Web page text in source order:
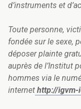
d’instruments et
Toute personne,
fondée sur le sexe,
déposer plainte
auprès de l’Institut
hommes via le
internet http://igvm-